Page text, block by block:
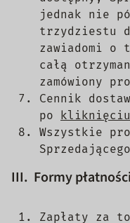
jednak nie
trzydziestu
zawiadomi o
całą
zamówiony
Cennik
po
Wszystkie
III. Formy
Zapłaty za